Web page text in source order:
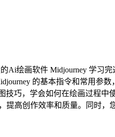
Ai绘画软件 Midjourney 学习
的基本指令和常用参
技巧，学会如何在绘画过程
高创作效率和质量。同时